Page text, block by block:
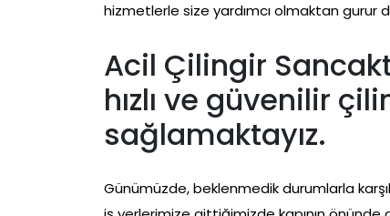
hizmetlerle size yardımcı olmaktan gurur
Acil Çilingir
hızlı ve güvenilir
sağlamaktayız.
Günümüzde, beklenmedik durumlarla